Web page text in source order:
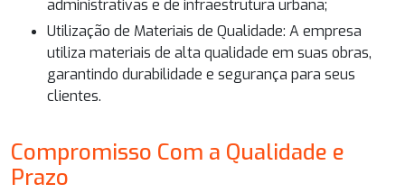
administrativas e de infraestrutura urbana;
Utilização de Materiais de Qualidade: A empresa
utiliza materiais de alta qualidade em suas obras,
garantindo durabilidade e segurança para seus
clientes.
Compromisso Com a Qualidade e
Prazo